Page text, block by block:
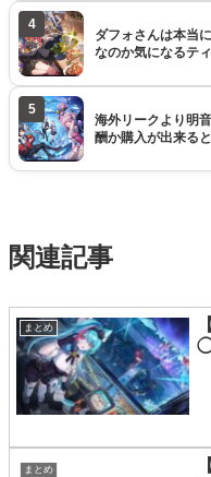
4
ダフォさんは本当
なのか気になるティ
5
海外リークより明
酬か購入が出来る
関連記事
まとめ
◯
まとめ